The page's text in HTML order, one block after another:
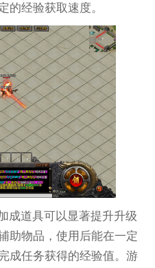
的经验获取速度。
成道具可以显著提升升级
助物品，使用后能在一定
成任务获得的经验值。游